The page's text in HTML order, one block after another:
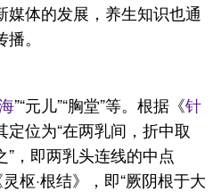
体的发展，养生知识也通
。
”“元儿”“胸堂”等。根据《针
位为“在两乳间，折中取
，即两乳头连线的中点
枢·根结》，即“厥阴根于大